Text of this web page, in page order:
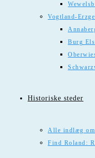
Vogtland-
Burg
Historiske steder
Alle indlæg
Find Roland: